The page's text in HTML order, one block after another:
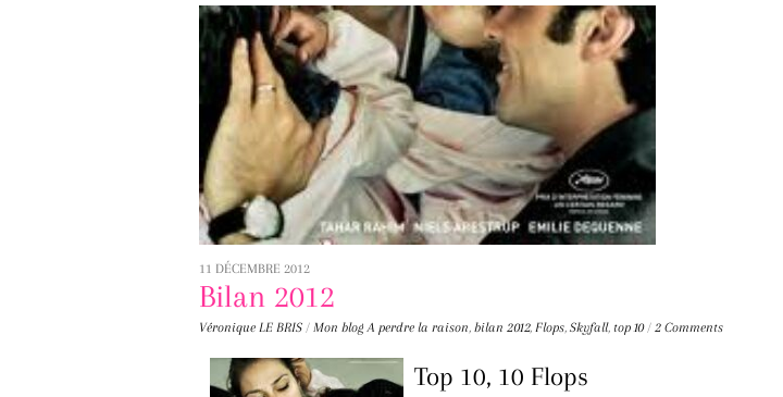
11 DÉCEMBRE 2012
Bilan 2012
Véronique LE BRIS / Mon blog A perdre la raison, bilan 2012, Flops, Skyfall, top 10 / 2 Comments
Top 10, 10 Flops